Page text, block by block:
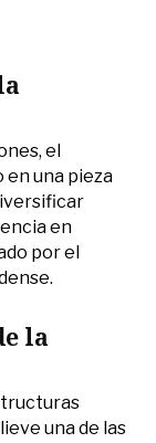
el
una pieza
en
por el
la
una de las